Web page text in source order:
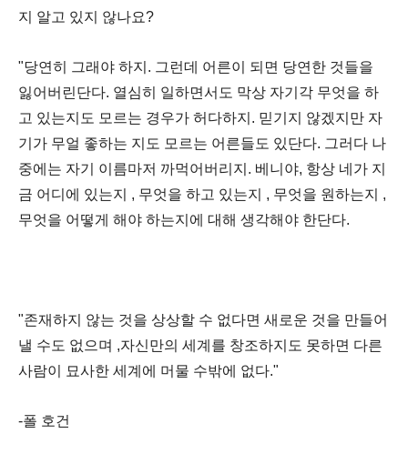
지
알고 있지 않나요?
"당연히 그래야 하지 . 그런데 어른이 되면 당연한 것들을
잃어버린단다. 열심히 일하면서도 막상 자기각 무엇을 하
고 있는지도 모르는 경우가 허다하지 . 믿기지 않겠지만 자
기가 무얼 좋하는 지도 모르는 어른들도 있단다. 그러다 나
중에는 자기 이름마저 까먹어버리지 . 베니야, 항상 네가 지
금 어디에 있는지 , 무엇을 하고 있는지 , 무엇을 원하는지
,
무엇을 어떻게 해야 하는지에 대해 생각해야 한단다.
"존재하지 않는 것을 상상할 수 없다면 새로운 것을 만들어
낼 수도 없으며 ,자신만의 세계를 창조하지도 못하면 다른
사람이
묘사한 세계에 머물 수밖에 없다."
-폴 호건